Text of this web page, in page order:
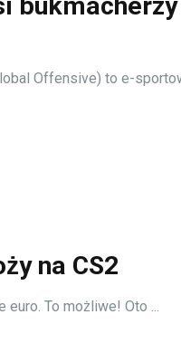
Offensive) to e-
na CS2
To możliwe! Oto ...